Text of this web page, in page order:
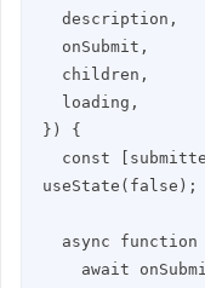
}) {
useState(false);